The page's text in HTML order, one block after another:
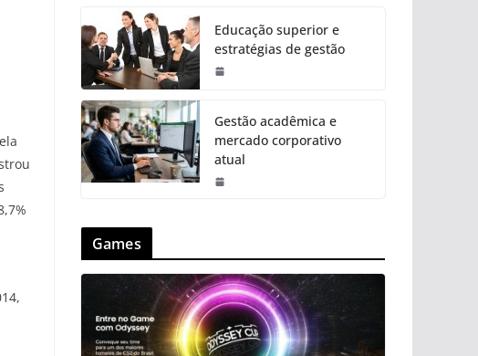
Educação superior e
estratégias de gestão
Gestão acadêmica e
mercado corporativo
atual
Games